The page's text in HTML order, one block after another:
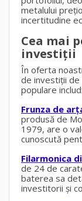
metalului
incertitudine
Cea mai
investiții
În oferta
de investiții de
populare includ:
Frunza de
produsă de
1979, are o
cunoscută
Filarmonica
de 24 de
baterea sa
investitorii și